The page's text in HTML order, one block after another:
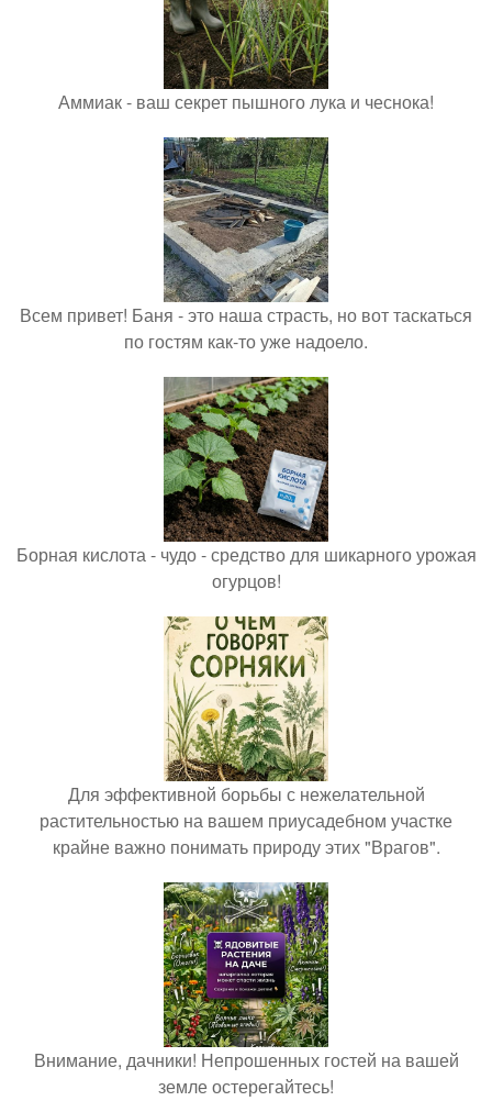
Аммиак - ваш секрет пышного лука и чеснока!
Всем привет! Баня - это наша страсть, но вот таскаться
по гостям как-то уже надоело.
Борная кислота - чудо - средство для шикарного урожая
огурцов!
Для эффективной борьбы с нежелательной
растительностью на вашем приусадебном участке
крайне важно понимать природу этих "Врагов".
Внимание, дачники! Непрошенных гостей на вашей
земле остерегайтесь!